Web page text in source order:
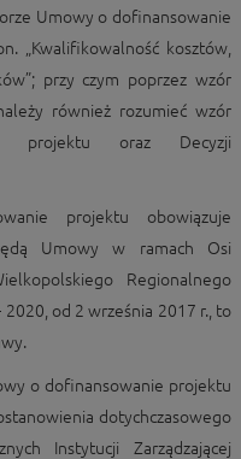
Umowy o dofinansowanie
„Kwalifikowalność kosztów,
przy czym poprzez wzór
również rozumieć wzór
projektu oraz Decyzji
projektu obowiązuje
Umowy w ramach Osi
Regionalnego
od 2 września 2017 r., to
o dofinansowanie projektu
dotychczasowego
Instytucji Zarządzającej